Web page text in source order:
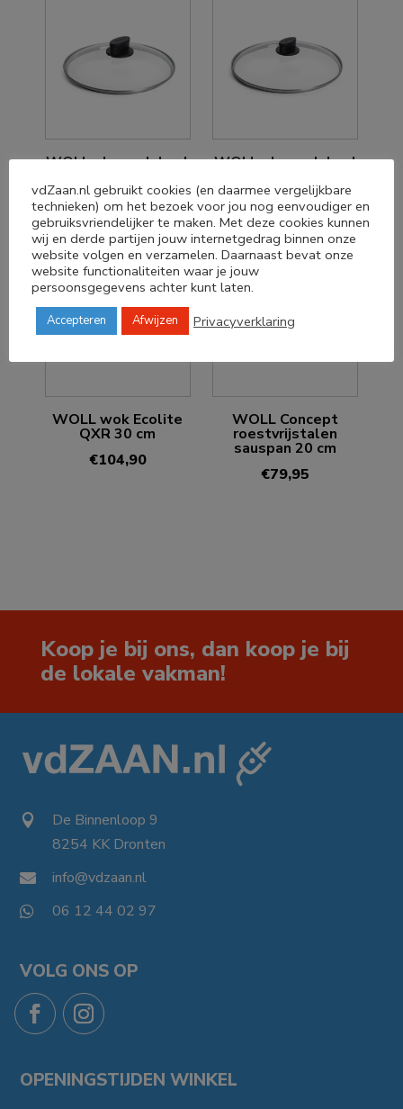
WOLL glazendeksel
€24,90
WOLL glazendeksel
€28,90
WOLL wok Ecolite
QXR 30 cm
€104,90
WOLL Concept
roestvrijstalen
sauspan 20 cm
€79,95
Koop je bij ons, dan koop je bij
de lokale vakman!
 De Binnenloop 9
8254 KK Dronten
 info@vdzaan.nl
 06 12 44 02 97
VOLG ONS OP
OPENINGSTIJDEN WINKEL
vdZaan.nl gebruikt cookies (en daarmee vergelijkbare
technieken) om het bezoek voor jou nog eenvoudiger en
gebruiksvriendelijker te maken. Met deze cookies kunnen
wij en derde partijen jouw internetgedrag binnen onze
website volgen en verzamelen. Daarnaast bevat onze
website functionaliteiten waar je jouw
persoonsgegevens achter kunt laten.
Accepteren Afwijzen Privacyverklaring